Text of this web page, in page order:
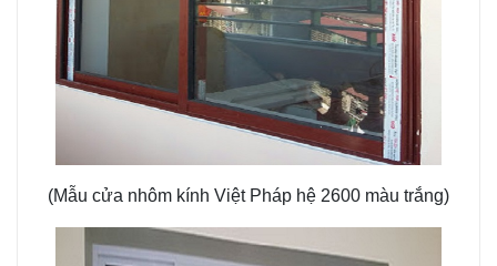
(Mẫu cửa nhôm kính Việt Pháp hệ 2600 màu trắng)